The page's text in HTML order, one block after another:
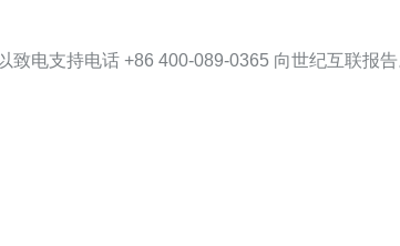
致电支持电话 +86 400-089-0365 向世纪互联报